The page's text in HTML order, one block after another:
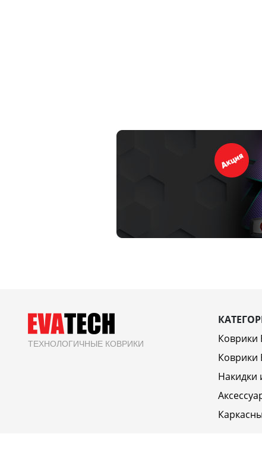
ТЕХНОЛОГИЧНЫЕ КОВРИКИ
Коврики
Коврики
Накидки